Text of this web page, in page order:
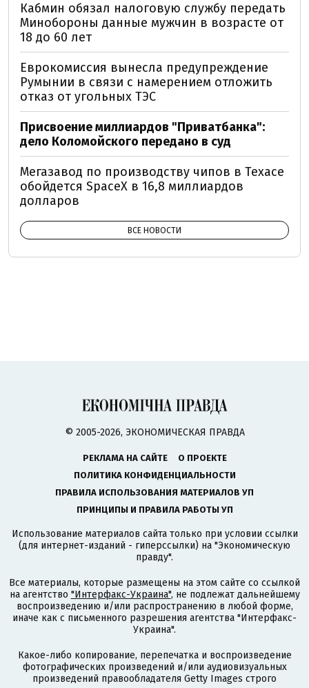
Кабмин обязал налоговую службу передать
Минобороны данные мужчин в возрасте от
18 до 60 лет
Еврокомиссия вынесла предупреждение
Румынии в связи с намерением отложить
отказ от угольных ТЭС
Присвоение миллиардов "Приватбанка":
дело Коломойского передано в суд
Мегазавод по производству чипов в Техасе
обойдется SpaceX в 16,8 миллиардов
долларов
ВСЕ НОВОСТИ
© 2005-2026, ЭКОНОМИЧЕСКАЯ ПРАВДА
РЕКЛАМА НА САЙТЕ
О ПРОЕКТЕ
ПОЛИТИКА КОНФИДЕНЦИАЛЬНОСТИ
ПРАВИЛА ИСПОЛЬЗОВАНИЯ МАТЕРИАЛОВ УП
ПРИНЦИПЫ И ПРАВИЛА РАБОТЫ УП
Использование материалов сайта только при условии ссылки
(для интернет-изданий - гиперссылки) на "Экономическую
правду".
Все материалы, которые размещены на этом сайте со ссылкой
на агентство "Интерфакс-Украина", не подлежат дальнейшему
воспроизведению и/или распространению в любой форме,
иначе как с письменного разрешения агентства "Интерфакс-
Украина".
Какое-либо копирование, перепечатка и воспроизведение
фотографических произведений и/или аудиовизуальных
произведений правообладателя Getty Images строго